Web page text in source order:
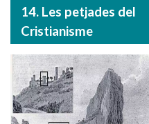
14. Les petjades del
Cristianisme